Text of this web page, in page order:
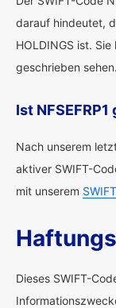
darauf hindeutet,
HOLDINGS ist. Sie
geschrieben sehen.
Ist
Nach unserem
aktiver SWIFT-
mit unserem
Dieses SWIFT-